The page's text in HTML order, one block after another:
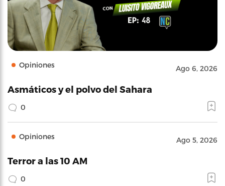
Opiniones Ago 6, 2026
Asmáticos y el polvo del Sahara
0
Opiniones Ago 5, 2026
Terror a las 10 AM
0